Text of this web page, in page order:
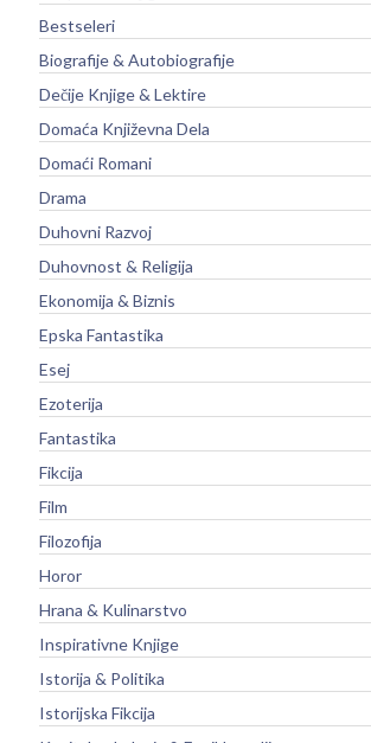
Bestseleri
Biografije & Autobiografije
Dečije Knjige & Lektire
Domaća Književna Dela
Domaći Romani
Drama
Duhovni Razvoj
Duhovnost & Religija
Ekonomija & Biznis
Epska Fantastika
Esej
Ezoterija
Fantastika
Fikcija
Film
Filozofija
Horor
Hrana & Kulinarstvo
Inspirativne Knjige
Istorija & Politika
Istorijska Fikcija